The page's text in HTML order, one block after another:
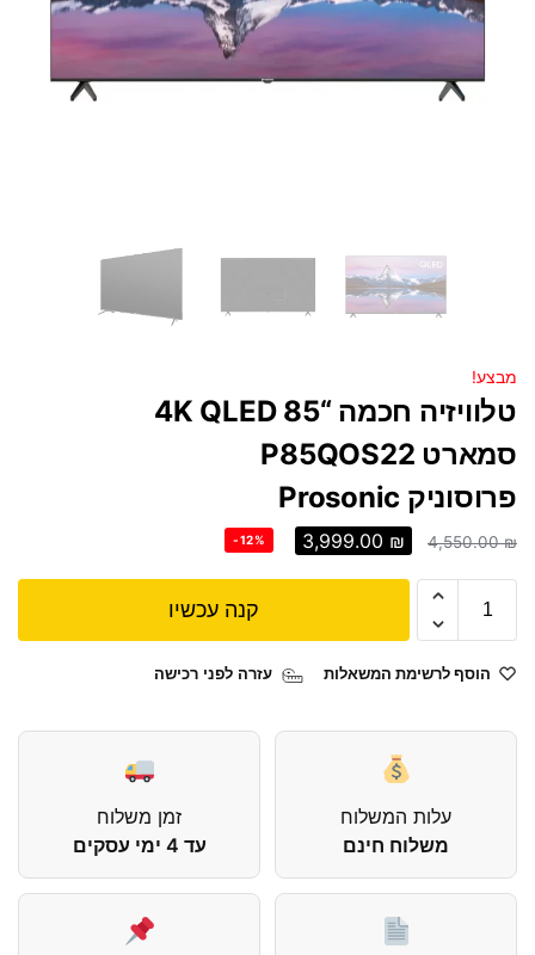
מבצע!
טלוויזיה חכמה “85 4K QLED
סמארט P85QOS22
פרוסוניק Prosonic
4,550.00₪
3,999.00 ₪
-12%
קנה עכשיו
הוסף לרשימת המשאלות עזרה לפני רכישה
עלות המשלוח
משלוח חינם
זמן משלוח
עד 4 ימי עסקים